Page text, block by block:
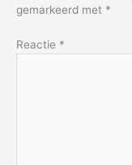
gemarkeerd met *
Reactie *